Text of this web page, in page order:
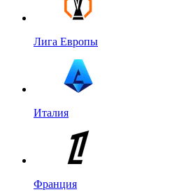
Лига Европы
Италия
Франция